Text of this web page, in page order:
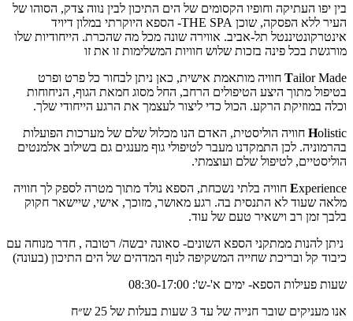
בין יפו העתיקה וחופיו הקסומים של הים התיכון לבין נווה צדק, הסוהו של
העיר ללא הפסקה, שוכן THE SPA- הספא היוקרתי במלון דיויד
אינטרקונטיננטל תל-אביב. אווירה שונה מכל מה שהכרת. הייחודיות שלו
מורגשת בכל פינה בזכות שלוש חוויות המשלימות זו את זו
T ailor Made חוויה מותאמת אישית, כאן ניתן לבחור כל פרט ופרט
בטיפול מתוך היצע הטיפולים הרחב, החל מסוג חמאת הגוף, הניחוחות
וכלה במוזיקת הרקע. הכול כדי ליצור לעצמך את הרגע הייחודי שלך.
H olistic חוויה הוליסטית, האדם הנו מכלול שלם של מערכות הפועלות
בהרמוניה. לכן התמקדנו מעבר לטיפולי גוף מענגים גם בשילוב אלמנטים
הוליסטיים, לטיפול שלם ועוצמתי.
E xperience חוויה בלתי נשכחת, הספא נולד מתוך מטרה לספק לך חוויה
מלאה שעוד לא התנסית בה. רגע מאושר, מזוכך, אישי, שיישאר חקוק
בלבך זמן רב וישאיר טעם של עוד.
ניתן להנות ממתקני הספא השונים- סאונה יבשה/ רטובה , חדר מנוחה עם
כיבוד קל ובריכת שחייה המשקיפה לנוף המדהים של הים התיכון (בעונה)
שעות פעילות הספא- ימים א'-ש': 08:30-17:00
אנו מעניקים שובר חנייה של עד 3 שעות בעלות של 25 ש״ח